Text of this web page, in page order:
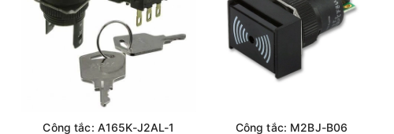
Công tắc: A165K-J2AL-1 Công tắc: M2BJ-B06